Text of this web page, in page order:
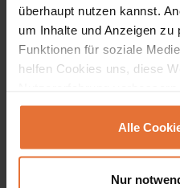
überhaupt nutzen kannst.
um Inhalte und Anzeigen zu
Funktionen für soziale
helfen Cookies uns, diese
Alle
Nur
Anforderungen &
Team vor Ort